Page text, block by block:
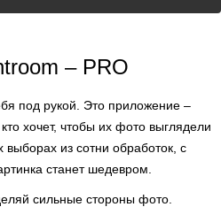
– PRO
под рукой. Это приложение –
хочет, чтобы их фото выглядели
выборах из сотни обработок, с
станет шедевром.
сильные стороны фото.